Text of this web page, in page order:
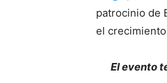
patrocinio de
el
El evento